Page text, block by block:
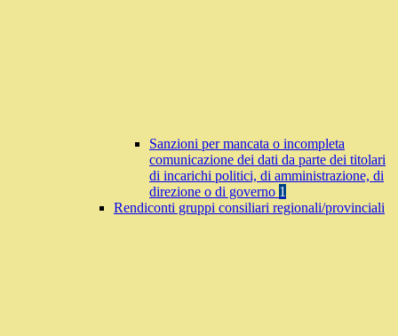
Sanzioni per mancata o incompleta
comunicazione dei dati da parte dei titolari
di incarichi politici, di amministrazione, di
direzione o di governo 1
Rendiconti gruppi consiliari regionali/provinciali